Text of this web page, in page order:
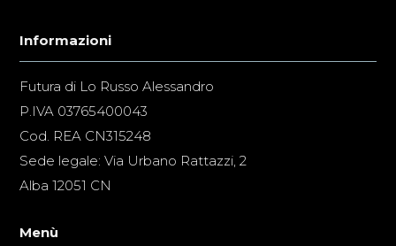
Informazioni
Futura di Lo Russo Alessandro
P.IVA 03765400043
Cod. REA CN315248
Sede legale: Via Urbano Rattazzi, 2
Alba 12051 CN
Menù